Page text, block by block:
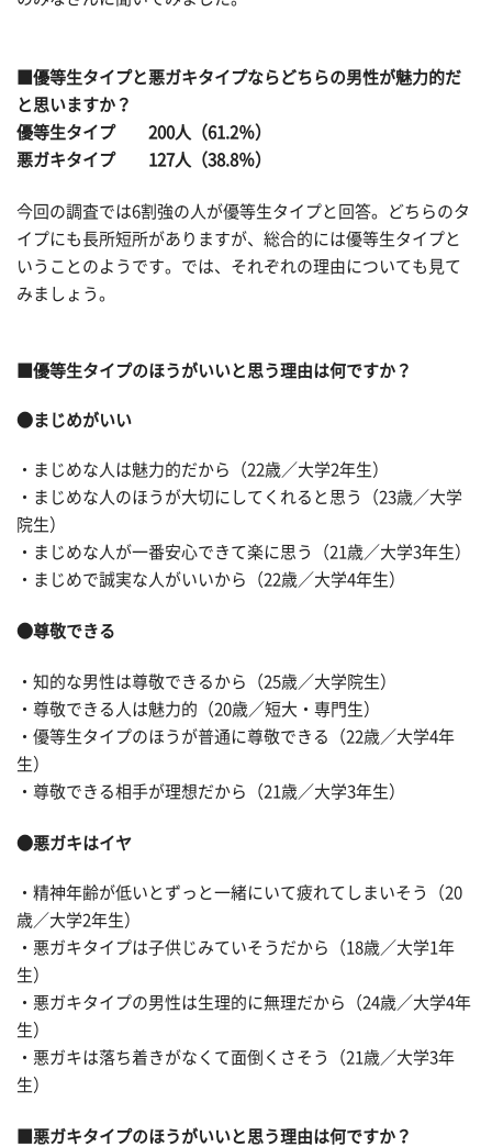
■優等生タイプと悪ガキタイプならどちらの男性が魅力的だ
と思いますか？
優等生タイプ 200人（61.2％）
悪ガキタイプ 127人（38.8％）
今回の調査では6割強の人が優等生タイプと回答。どちらのタ
イプにも長所短所がありますが、総合的には優等生タイプと
いうことのようです。では、それぞれの理由についても見て
みましょう。
■優等生タイプのほうがいいと思う理由は何ですか？
●まじめがいい
・まじめな人は魅力的だから（22歳／大学2年生）
・まじめな人のほうが大切にしてくれると思う（23歳／大学
院生）
・まじめな人が一番安心できて楽に思う（21歳／大学3年生）
・まじめで誠実な人がいいから（22歳／大学4年生）
●尊敬できる
・知的な男性は尊敬できるから（25歳／大学院生）
・尊敬できる人は魅力的（20歳／短大・専門生）
・優等生タイプのほうが普通に尊敬できる（22歳／大学4年
生）
・尊敬できる相手が理想だから（21歳／大学3年生）
●悪ガキはイヤ
・精神年齢が低いとずっと一緒にいて疲れてしまいそう（20
歳／大学2年生）
・悪ガキタイプは子供じみていそうだから（18歳／大学1年
生）
・悪ガキタイプの男性は生理的に無理だから（24歳／大学4年
生）
・悪ガキは落ち着きがなくて面倒くさそう（21歳／大学3年
生）
■悪ガキタイプのほうがいいと思う理由は何ですか？